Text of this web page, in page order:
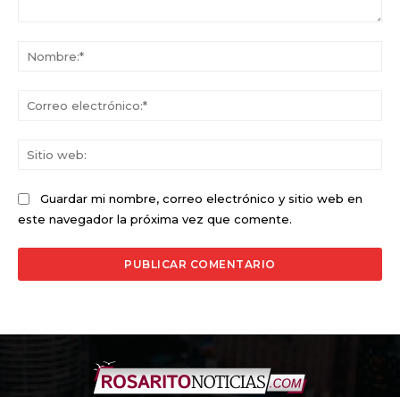
Guardar mi nombre, correo electrónico y sitio web en
este navegador la próxima vez que comente.